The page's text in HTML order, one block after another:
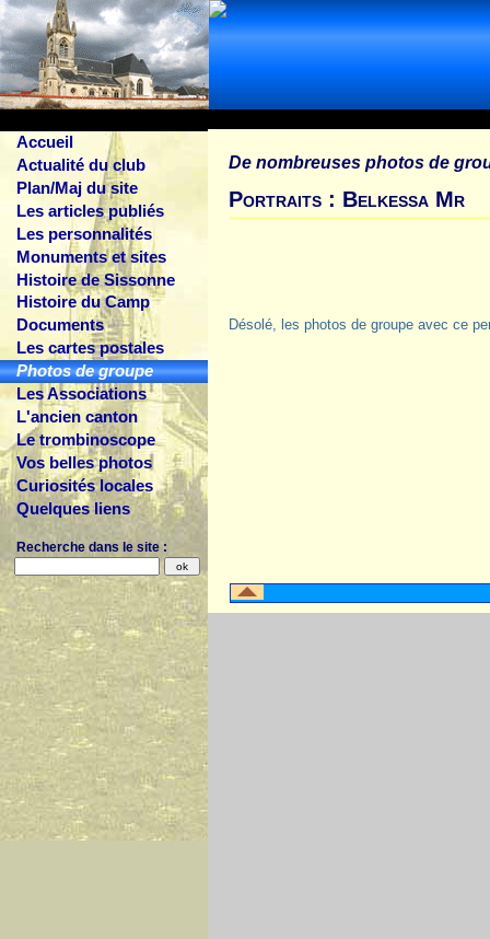
Accueil
Actualité du club
Plan/Maj du site
Les articles publiés
Les personnalités
Monuments et sites
Histoire de Sissonne
Histoire du Camp
Documents
Les cartes postales
Photos de groupe
Les Associations
L'ancien canton
Le trombinoscope
Vos belles photos
Curiosités locales
Quelques liens
Recherche dans le site :
De nombreuses photos de
Portraits : Belkessa Mr
Désolé, les photos de groupe avec ce